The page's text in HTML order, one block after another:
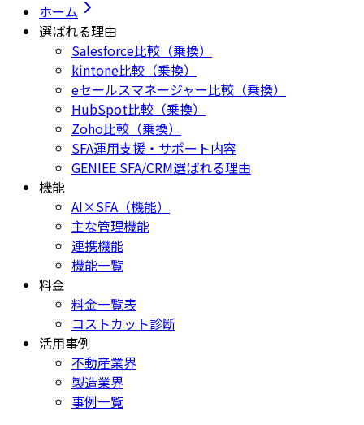
ホーム
選ばれる理由
Salesforce比較（乗換）
kintone比較（乗換）
eセールスマネージャー比較（乗換）
HubSpot比較（乗換）
Zoho比較（乗換）
SFA運用支援・サポート内容
GENIEE SFA/CRM選ばれる理由
機能
AI×SFA（機能）
主な管理機能
連携機能
機能一覧
料金
料金一覧表
コストカット診断
活用事例
不動産業界
製造業界
事例一覧